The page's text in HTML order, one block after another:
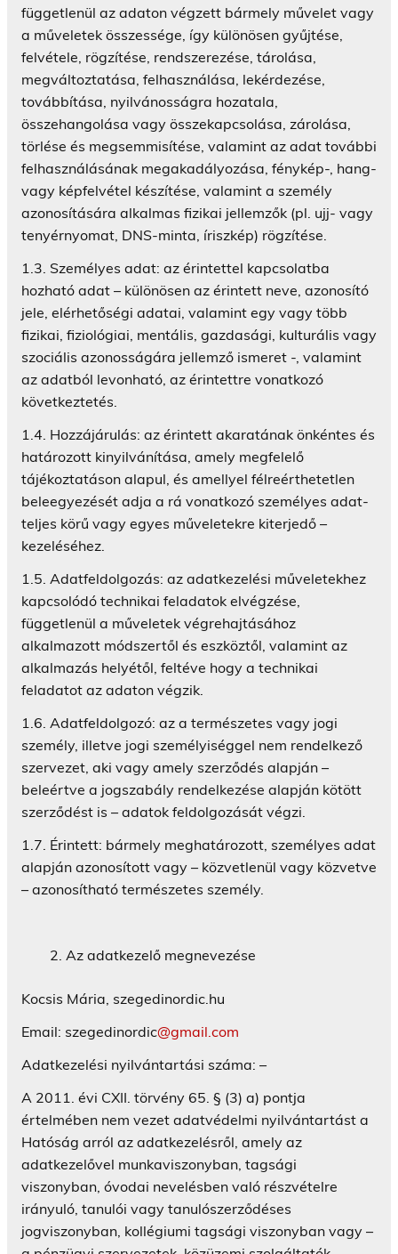
függetlenül az adaton végzett bármely művelet vagy
a műveletek összessége, így különösen gyűjtése,
felvétele, rögzítése, rendszerezése, tárolása,
megváltoztatása, felhasználása, lekérdezése,
továbbítása, nyilvánosságra hozatala,
összehangolása vagy összekapcsolása, zárolása,
törlése és megsemmisítése, valamint az adat további
felhasználásának megakadályozása, fénykép-, hang-
vagy képfelvétel készítése, valamint a személy
azonosítására alkalmas fizikai jellemzők (pl. ujj- vagy
tenyérnyomat, DNS-minta, íriszkép) rögzítése.
1.3. Személyes adat: az érintettel kapcsolatba
hozható adat – különösen az érintett neve, azonosító
jele, elérhetőségi adatai, valamint egy vagy több
fizikai, fiziológiai, mentális, gazdasági, kulturális vagy
szociális azonosságára jellemző ismeret -, valamint
az adatból levonható, az érintettre vonatkozó
következtetés.
1.4. Hozzájárulás: az érintett akaratának önkéntes és
határozott kinyilvánítása, amely megfelelő
tájékoztatáson alapul, és amellyel félreérthetetlen
beleegyezését adja a rá vonatkozó személyes adat-
teljes körű vagy egyes műveletekre kiterjedő –
kezeléséhez.
1.5. Adatfeldolgozás: az adatkezelési műveletekhez
kapcsolódó technikai feladatok elvégzése,
függetlenül a műveletek végrehajtásához
alkalmazott módszertől és eszköztől, valamint az
alkalmazás helyétől, feltéve hogy a technikai
feladatot az adaton végzik.
1.6. Adatfeldolgozó: az a természetes vagy jogi
személy, illetve jogi személyiséggel nem rendelkező
szervezet, aki vagy amely szerződés alapján –
beleértve a jogszabály rendelkezése alapján kötött
szerződést is – adatok feldolgozását végzi.
1.7. Érintett: bármely meghatározott, személyes adat
alapján azonosított vagy – közvetlenül vagy közvetve
– azonosítható természetes személy.
Az adatkezelő megnevezése
Kocsis Mária, szegedinordic.hu
Email: szegedinordic@gmail.com
Adatkezelési nyilvántartási száma: –
A 2011. évi CXII. törvény 65. § (3) a) pontja
értelmében nem vezet adatvédelmi nyilvántartást a
Hatóság arról az adatkezelésről, amely az
adatkezelővel munkaviszonyban, tagsági
viszonyban, óvodai nevelésben való részvételre
irányuló, tanulói vagy tanulószerződéses
jogviszonyban, kollégiumi tagsági viszonyban vagy –